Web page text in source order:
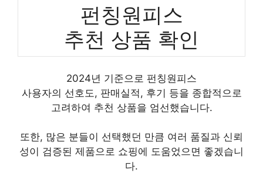
펀칭원피스
추천 상품 확인
2024년 기준으로 펀칭원피스
사용자의 선호도, 판매실적, 후기 등을 종합적으로
고려하여 추천 상품을 엄선했습니다.
또한, 많은 분들이 선택했던 만큼 여러 품질과 신뢰
성이 검증된 제품으로 쇼핑에 도움었으면 좋겠습니
다.